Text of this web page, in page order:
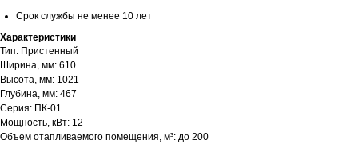
Срок службы не менее 10 лет
Характеристики
Тип: Пристенный
Ширина, мм: 610
Высота, мм: 1021
Глубина, мм: 467
Серия: ПК-01
Мощность, кВт: 12
Объем отапливаемого помещения, м³: до 200